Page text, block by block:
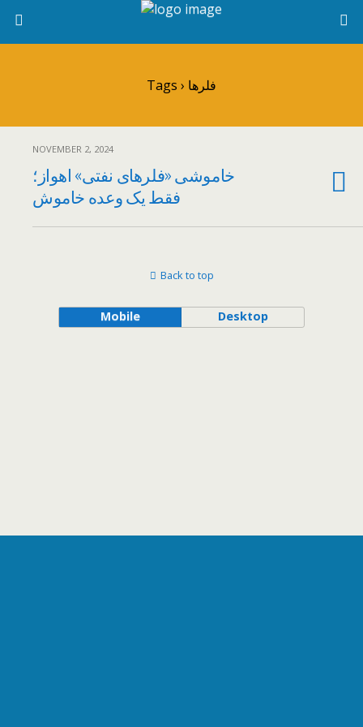
Tags › فلرها
NOVEMBER 2, 2024
خاموشی «فلرهای نفتی» اهواز؛
فقط یک وعده خاموش
Back to top
Mobile Desktop